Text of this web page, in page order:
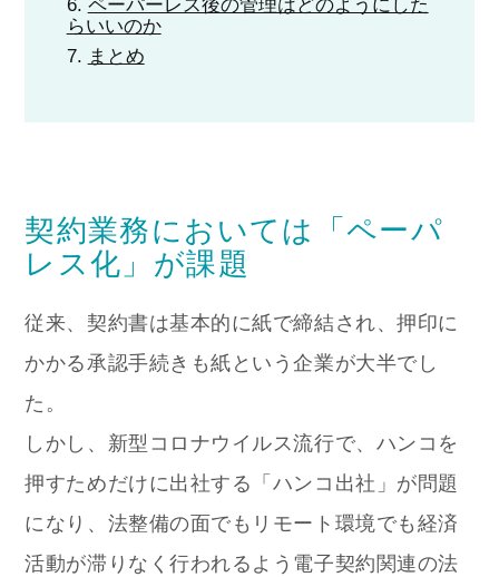
ペーパーレス後の管理はどのようにした
らいいのか
まとめ
契約業務においては「ペーパ
レス化」が課題
従来、契約書は基本的に紙で締結され、押印に
かかる承認手続きも紙という企業が大半でし
た。
しかし、新型コロナウイルス流行で、ハンコを
押すためだけに出社する「ハンコ出社」が問題
になり、法整備の面でもリモート環境でも経済
活動が滞りなく行われるよう電子契約関連の法